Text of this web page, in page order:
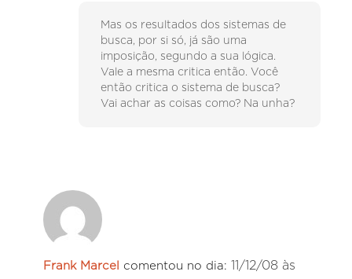
Mas os resultados dos sistemas de
busca, por si só, já são uma
imposição, segundo a sua lógica.
Vale a mesma critica então. Você
então critica o sistema de busca?
Vai achar as coisas como? Na unha?
Frank Marcel comentou no dia: 11/12/08 às